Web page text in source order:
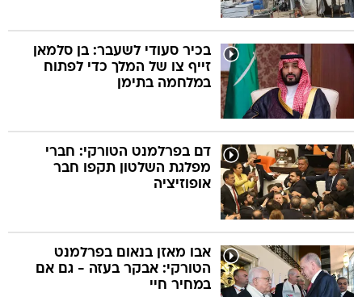
בכיר סעודי לשעבר: בן סלמאן
זייף צו של המלך כדי לפתוח
במלחמה בתימן
דם בפרלמנט הטורקי: חברי
מפלגת השלטון תקפו חבר
אופוזיציה
אבו מאזן בנאום בפרלמנט
הטורקי: אבקר בעזה - גם אם
במחיר חיי